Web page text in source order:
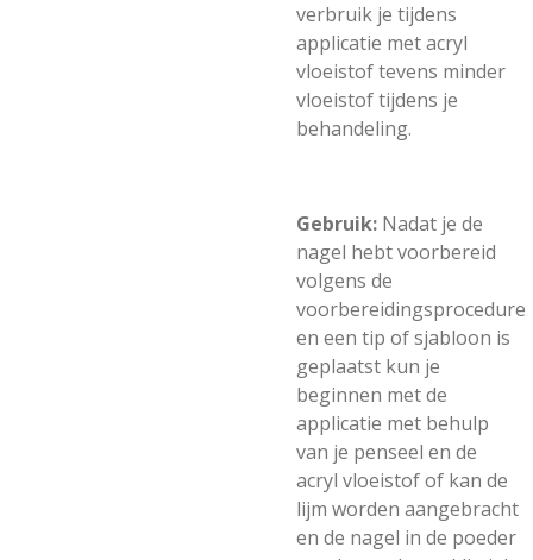
verbruik je tijdens
applicatie met acryl
vloeistof tevens minder
vloeistof tijdens je
behandeling.
Gebruik: Nadat je de
nagel hebt voorbereid
volgens de
voorbereidingsprocedure
en een tip of sjabloon is
geplaatst kun je
beginnen met de
applicatie met behulp
van je penseel en de
acryl vloeistof of kan de
lijm worden aangebracht
en de nagel in de poeder